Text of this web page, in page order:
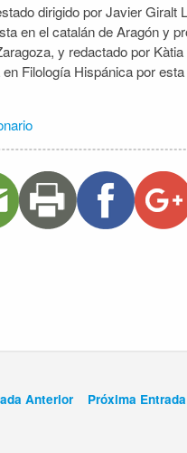
dirigido por Javier Giralt
en el catalán de Aragón y
y redactado por
Filología Hispánica por esta
Anterior Próxima Entrada